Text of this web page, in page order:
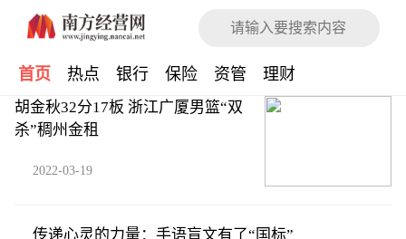
首页 热点 银行 保险 资管 理财
胡金秋32分17板 浙江广厦男篮“双
杀”稠州金租
2022-03-19
传递心灵的力量：手语盲文有了“国标”